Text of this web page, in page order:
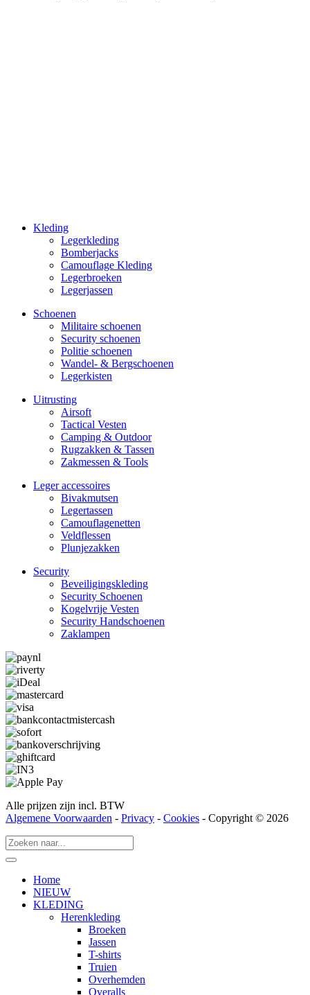
Kleding
Legerkleding
Bomberjacks
Camouflage Kleding
Legerbroeken
Legerjassen
Schoenen
Militaire schoe­nen
Security schoenen
Politie schoenen
Wandel- & Berg­­schoenen
Legerkisten
Uitrusting
Airsoft
Tactical Ves­ten
Camping & Outdoor
Rugzakken & Tassen
Zakmessen & Tools
Leger accessoires
Bivakmutsen
Legertassen
Camouflage­­netten
Veldflessen
Plunjezakken
Security
Beveiligings­­kleding
Security Schoenen
Kogelvrije Vesten
Security Hand­­schoenen
Zaklampen
Alle prijzen zijn incl. BTW
Algemene Voorwaarden - Privacy - Cookies - Copyright © 2026
Home
NIEUW
KLEDING
Herenkleding
Broeken
Jassen
T-shirts
Truien
Overhemden
Overalls